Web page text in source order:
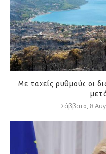
Με ταχείς ρυθμούς οι
Σάββατο, 8